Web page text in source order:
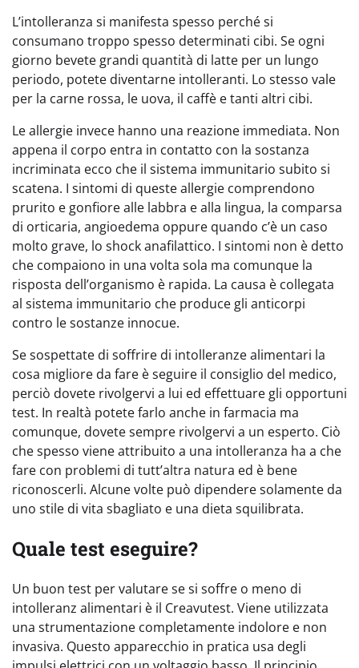
L’intolleranza si manifesta spesso perché si
consumano troppo spesso determinati cibi. Se ogni
giorno bevete grandi quantità di latte per un lungo
periodo, potete diventarne intolleranti. Lo stesso vale
per la carne rossa, le uova, il caffè e tanti altri cibi.
Le allergie invece hanno una reazione immediata. Non
appena il corpo entra in contatto con la sostanza
incriminata ecco che il sistema immunitario subito si
scatena. I sintomi di queste allergie comprendono
prurito e gonfiore alle labbra e alla lingua, la comparsa
di orticaria, angioedema oppure quando c’è un caso
molto grave, lo shock anafilattico. I sintomi non è detto
che compaiono in una volta sola ma comunque la
risposta dell’organismo è rapida. La causa è collegata
al sistema immunitario che produce gli anticorpi
contro le sostanze innocue.
Se sospettate di soffrire di intolleranze alimentari la
cosa migliore da fare è seguire il consiglio del medico,
perciò dovete rivolgervi a lui ed effettuare gli opportuni
test. In realtà potete farlo anche in farmacia ma
comunque, dovete sempre rivolgervi a un esperto. Ciò
che spesso viene attribuito a una intolleranza ha a che
fare con problemi di tutt’altra natura ed è bene
riconoscerli. Alcune volte può dipendere solamente da
uno stile di vita sbagliato e una dieta squilibrata.
Quale test eseguire?
Un buon test per valutare se si soffre o meno di
intolleranz alimentari è il Creavutest. Viene utilizzata
una strumentazione completamente indolore e non
invasiva. Questo apparecchio in pratica usa degli